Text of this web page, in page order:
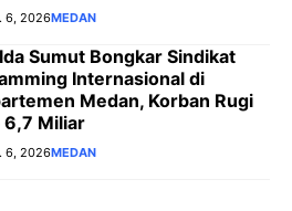
6, 2026MEDAN
Sumut Bongkar Sindikat
Internasional di
Medan, Korban Rugi
6,7 Miliar
6, 2026MEDAN